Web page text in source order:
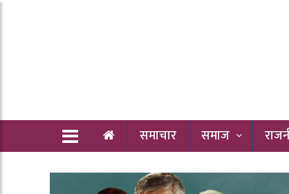
समाचार समाज